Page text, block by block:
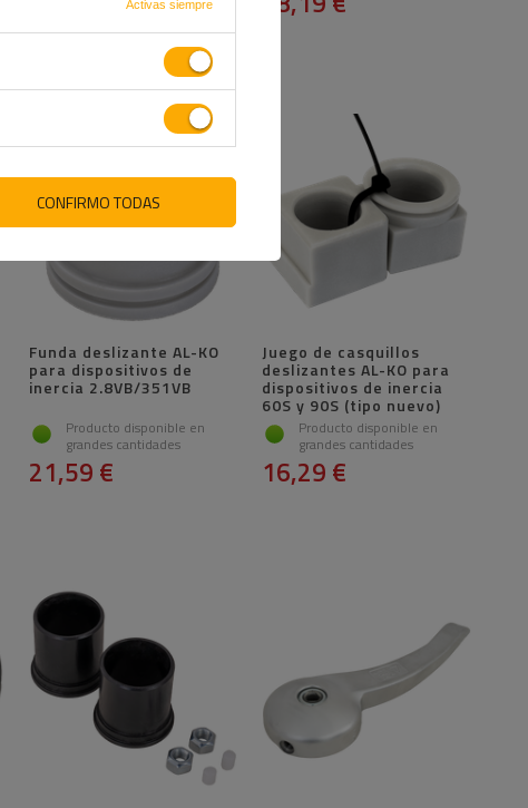
Funda deslizante AL-KO
para dispositivos de
inercia 2.8VB/351VB
Producto disponible en
grandes cantidades
21,59 €
Juego de casquillos
deslizantes AL-KO para
dispositivos de inercia
60S y 90S (tipo nuevo)
Producto disponible en
grandes cantidades
16,29 €
Activas siempre
CONFIRMO TODAS